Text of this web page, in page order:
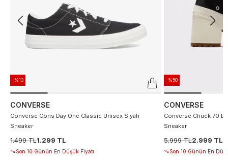
-%13
CONVERSE
Converse Cons Day One Classic Unisex Siyah
Sneaker
1.499 TL1.299 TL
Son 10 Günün En Düşük Fiyatı
-%50
CONVERSE
Converse Chuck 70
Sneaker
5.999 TL2.999 TL
Son 10 Günün En